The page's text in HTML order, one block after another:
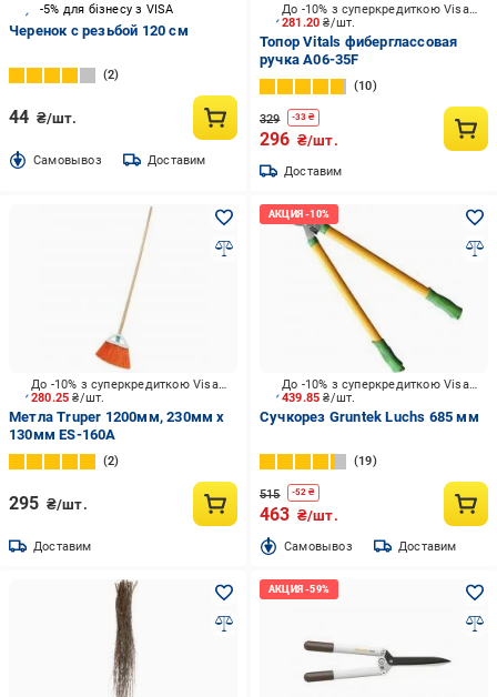
-5% для бізнесу з VISA
Черенок с резьбой 120 см
2
44 ₴/шт.
Cамовывоз Доставим
281.20₴/шт.
До -10% з суперкредиткою Visa Вигода
Топор Vitals фиберглассовая
ручка A06-35F
10
329 -33 ₴
296 ₴/шт.
Доставим
280.25₴/шт.
До -10% з суперкредиткою Visa Вигода
Метла Truper 1200мм, 230мм х
130мм ES-160A
2
295 ₴/шт.
Доставим
439.85₴/шт.
До -10% з суперкредиткою Visa Вигода
Сучкорез Gruntek Luchs 685 мм
19
515 -52 ₴
463 ₴/шт.
Cамовывоз Доставим